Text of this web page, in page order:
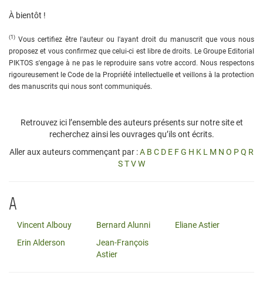
À bientôt !
(1) Vous certifiez être l'auteur ou l'ayant droit du manuscrit que vous nous
proposez et vous confirmez que celui-ci est libre de droits. Le Groupe Editorial
PIKTOS s'engage à ne pas le reproduire sans votre accord. Nous respectons
rigoureusement le Code de la Propriété intellectuelle et veillons à la protection
des manuscrits qui nous sont communiqués.
Retrouvez ici l’ensemble des auteurs présents sur notre site et
recherchez ainsi les ouvrages qu’ils ont écrits.
Aller aux auteurs commençant par :A B C D E FG H K L M N O PQ R
STVW
A
Vincent Albouy
Erin Alderson
Bernard Alunni
Jean-François
Astier
Eliane Astier